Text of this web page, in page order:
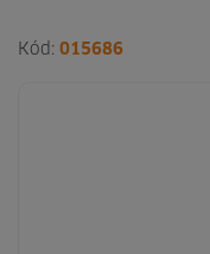
Kód: 015686